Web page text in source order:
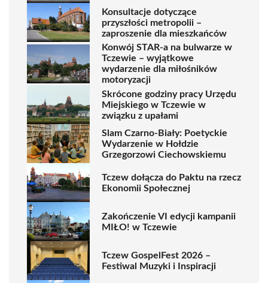
Konsultacje dotyczące
przyszłości metropolii –
zaproszenie dla mieszkańców
Konwój STAR-a na bulwarze w
Tczewie – wyjątkowe
wydarzenie dla miłośników
motoryzacji
Skrócone godziny pracy Urzędu
Miejskiego w Tczewie w
związku z upałami
Slam Czarno-Biały: Poetyckie
Wydarzenie w Hołdzie
Grzegorzowi Ciechowskiemu
Tczew dołącza do Paktu na rzecz
Ekonomii Społecznej
Zakończenie VI edycji kampanii
MIŁO! w Tczewie
Tczew GospelFest 2026 –
Festiwal Muzyki i Inspiracji